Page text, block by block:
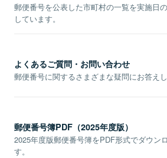
郵便番号を公表した市町村の一覧を実施日
しています。
よくあるご質問・お問い合わせ
郵便番号に関するさまざまな疑問にお答えし
郵便番号簿PDF（2025年度版）
2025年度版郵便番号簿をPDF形式でダウン
す。